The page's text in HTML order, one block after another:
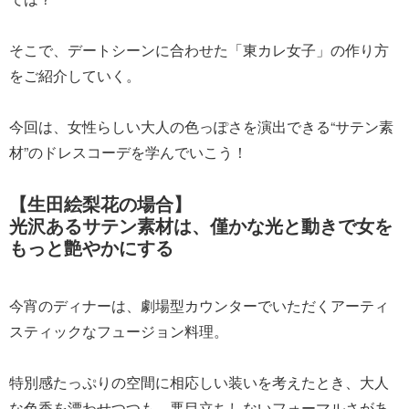
そこで、デートシーンに合わせた「東カレ女子」の作り方
をご紹介していく。
今回は、女性らしい大人の色っぽさを演出できる“サテン素
材”のドレスコーデを学んでいこう！
【生田絵梨花の場合】
光沢あるサテン素材は、僅かな光と動きで女を
もっと艶やかにする
今宵のディナーは、劇場型カウンターでいただくアーティ
スティックなフュージョン料理。
特別感たっぷりの空間に相応しい装いを考えたとき、大人